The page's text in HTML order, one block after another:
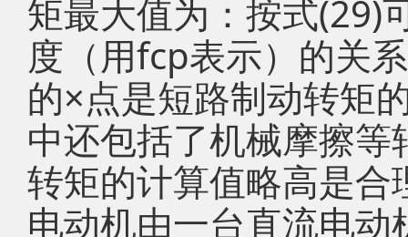
矩最大值为：按式(29)
度（用fcp表示）的关
的×点是短路制动转矩
中还包括了机械摩擦
转矩的计算值略高是
电动机由一台直流电